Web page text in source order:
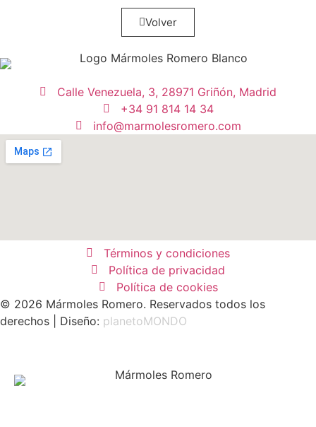
Volver
Calle Venezuela, 3, 28971 Griñón, Madrid
+34 91 814 14 34
info@marmolesromero.com
Términos y condiciones
Política de privacidad
Política de cookies
© 2026 Mármoles Romero. Reservados todos los
derechos | Diseño: planetoMONDO